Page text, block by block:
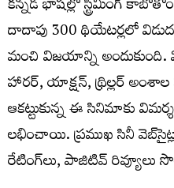
కన్నడ భాషల్లో స్ట్రీమింగ్
దాదాపు 300 థియేటర్లలో
మంచి విజయాన్ని అందుకుంది.
హారర్, యాక్షన్, థ్రిల్లర్ అంశాల
ఆకట్టుకున్న ఈ సినిమాకు
లభించాయి. ప్రముఖ సినీ
రేటింగ్‌లు, పాజిటివ్ రివ్యూలు